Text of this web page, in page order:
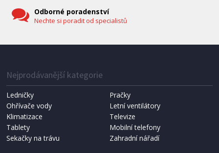
NÁHRADNÍ SÁČKY DO VYSAVAČE
Koma KRA-SB02S (Multi Bag, S-BAG SMS)
Odborné poradenství
Nechte si poradit od specialistů
Nejprodávanější kategorie
Ledničky
Pračky
Ohřívače vody
Letní ventilátory
Klimatizace
Televize
Tablety
Mobilní telefony
Sekačky na trávu
Zahradní nářadí